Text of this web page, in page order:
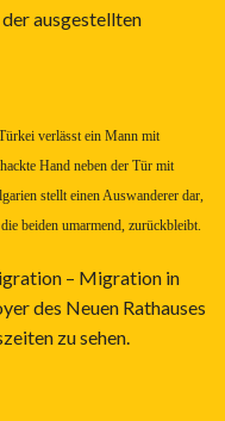
ausgestellten
verlässt ein Mann mit
Hand neben der Tür mit
stellt einen Auswanderer dar,
beiden umarmend, zurückbleibt.
– Migration in
des Neuen Rathauses
zu sehen.